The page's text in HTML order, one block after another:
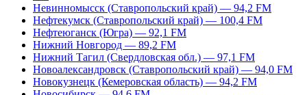
Невинномысск (Ставропольский край) — 94,2 FM
Нефтекумск (Ставропольский край) — 100,4 FM
Нефтеюганск (Югра) — 92,1 FM
Нижний Новгород — 89,2 FM
Нижний Тагил (Свердловская обл.) — 97,1 FM
Новоалександровск (Ставропольский край) — 94,0 FM
Новокузнецк (Кемеровская область) — 94,2 FM